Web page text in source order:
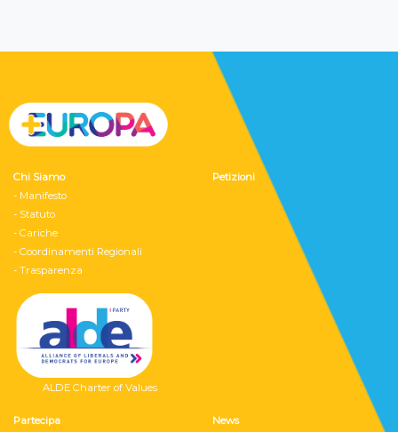
Chi Siamo
- Manifesto
- Statuto
- Cariche
- Coordinamenti Regionali
- Trasparenza
ALDE Charter of Values
Petizioni
Partecipa News